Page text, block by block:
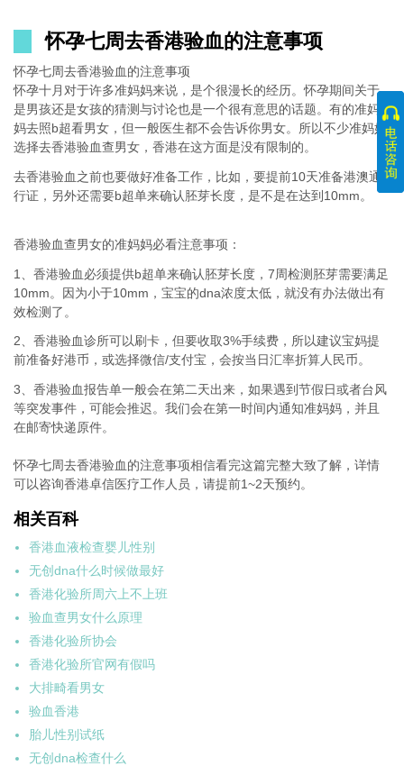
怀孕七周去香港验血的注意事项
怀孕七周去香港验血的注意事项
怀孕十月对于许多准妈妈来说，是个很漫长的经历。怀孕期间关于
是男孩还是女孩的猜测与讨论也是一个很有意思的话题。有的准妈
妈去照b超看男女，但一般医生都不会告诉你男女。所以不少准妈妈
选择去香港验血查男女，香港在这方面是没有限制的。
去香港验血之前也要做好准备工作，比如，要提前10天准备港澳通
行证，另外还需要b超单来确认胚芽长度，是不是在达到10mm。
香港验血查男女的准妈妈必看注意事项：
1、香港验血必须提供b超单来确认胚芽长度，7周检测胚芽需要满足
10mm。因为小于10mm，宝宝的dna浓度太低，就没有办法做出有
效检测了。
2、香港验血诊所可以刷卡，但要收取3%手续费，所以建议宝妈提
前准备好港币，或选择微信/支付宝，会按当日汇率折算人民币。
3、香港验血报告单一般会在第二天出来，如果遇到节假日或者台风
等突发事件，可能会推迟。我们会在第一时间内通知准妈妈，并且
在邮寄快递原件。
怀孕七周去香港验血的注意事项相信看完这篇完整大致了解，详情
可以咨询香港卓信医疗工作人员，请提前1~2天预约。
相关百科
香港血液检查婴儿性别
无创dna什么时候做最好
香港化验所周六上不上班
验血查男女什么原理
香港化验所协会
香港化验所官网有假吗
大排畸看男女
验血香港
胎儿性别试纸
无创dna检查什么